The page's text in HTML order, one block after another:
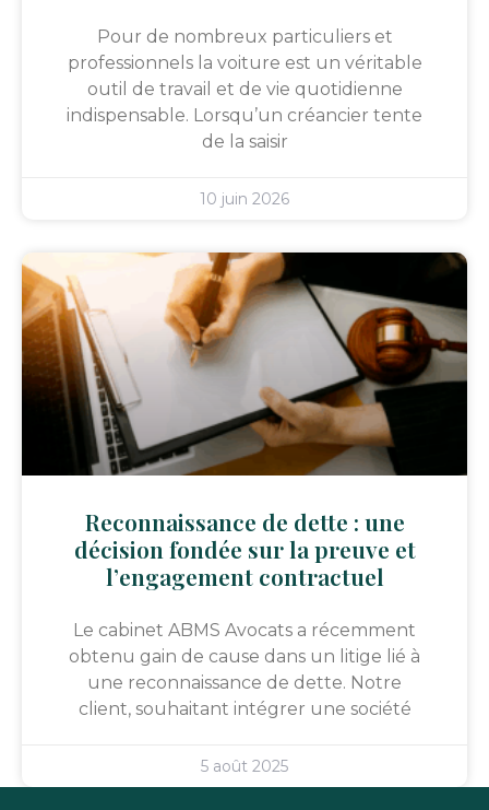
Pour de nombreux particuliers et
professionnels la voiture est un véritable
outil de travail et de vie quotidienne
indispensable. Lorsqu’un créancier tente
de la saisir
10 juin 2026
Reconnaissance de dette : une
décision fondée sur la preuve et
l’engagement contractuel
Le cabinet ABMS Avocats a récemment
obtenu gain de cause dans un litige lié à
une reconnaissance de dette. Notre
client, souhaitant intégrer une société
5 août 2025